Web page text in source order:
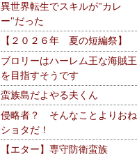
異世界転生でスキルが"カレ
ー"だった
【２０２６年 夏の短編祭】
ブロリーはハーレム王な海賊王
を目指すそうです
蛮族島だよやる夫くん
侵略者？ そんなことよりおね
ショタだ！
【エター】専守防衛蛮族